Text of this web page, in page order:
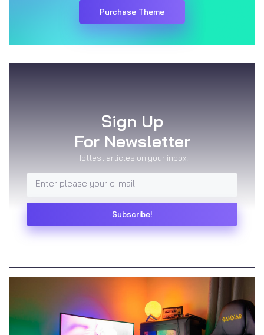
Purchase Theme
Sign Up
For Newsletter
Hottest articles on your inbox!
Subscribe!